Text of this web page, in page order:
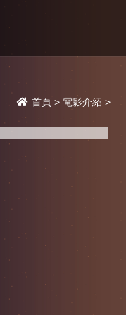
首頁> 電影介紹 >